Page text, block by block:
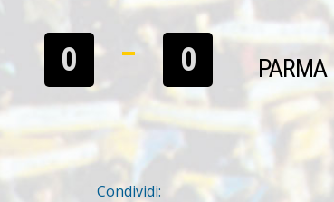
0 0 PARMA
Condividi: